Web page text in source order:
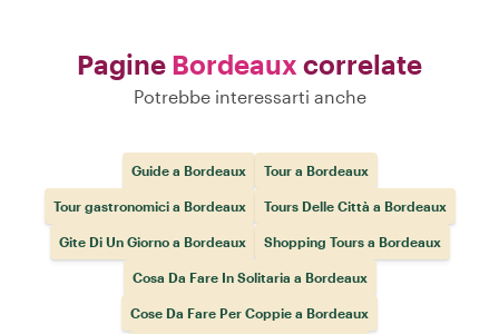
Pagine Bordeaux correlate
Potrebbe interessarti anche
Guide a Bordeaux Tour a Bordeaux
Tour gastronomici a Bordeaux Tours Delle Città a Bordeaux
Gite Di Un Giorno a Bordeaux Shopping Tours a Bordeaux
Cosa Da Fare In Solitaria a Bordeaux
Cose Da Fare Per Coppie a Bordeaux